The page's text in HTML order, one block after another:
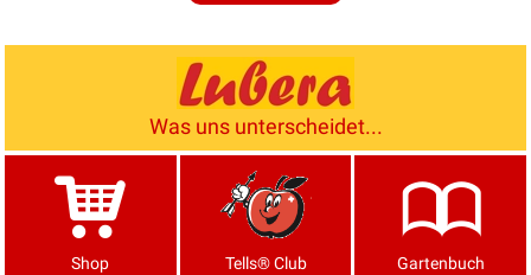
Was uns unterscheidet...
Shop Tells® Club Gartenbuch